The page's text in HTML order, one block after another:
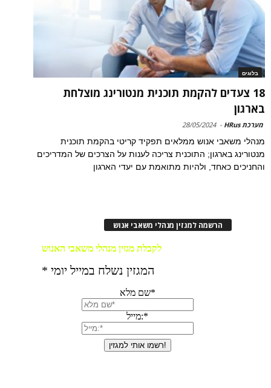
בלוגים
18 צעדים להקמת תוכנית מנטורינג מוצלחת
בארגון
מערכת HRus -
28/05/2024
מנהלי משאבי אנוש ממלאים תפקיד קריטי בהקמת תוכנית
מנטורינג בארגון; התוכנית צריכה לענות על הצרכים של המדריכים
והחניכים כאחד, ולהיות מתואמת עם יעדי הארגון
הרשמה למגזין מנהלי משאבי אנוש